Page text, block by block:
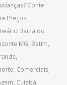
Conte
Preços
Barra do
MG, Betim,
,
, Comerciais,
, Cuiabá,